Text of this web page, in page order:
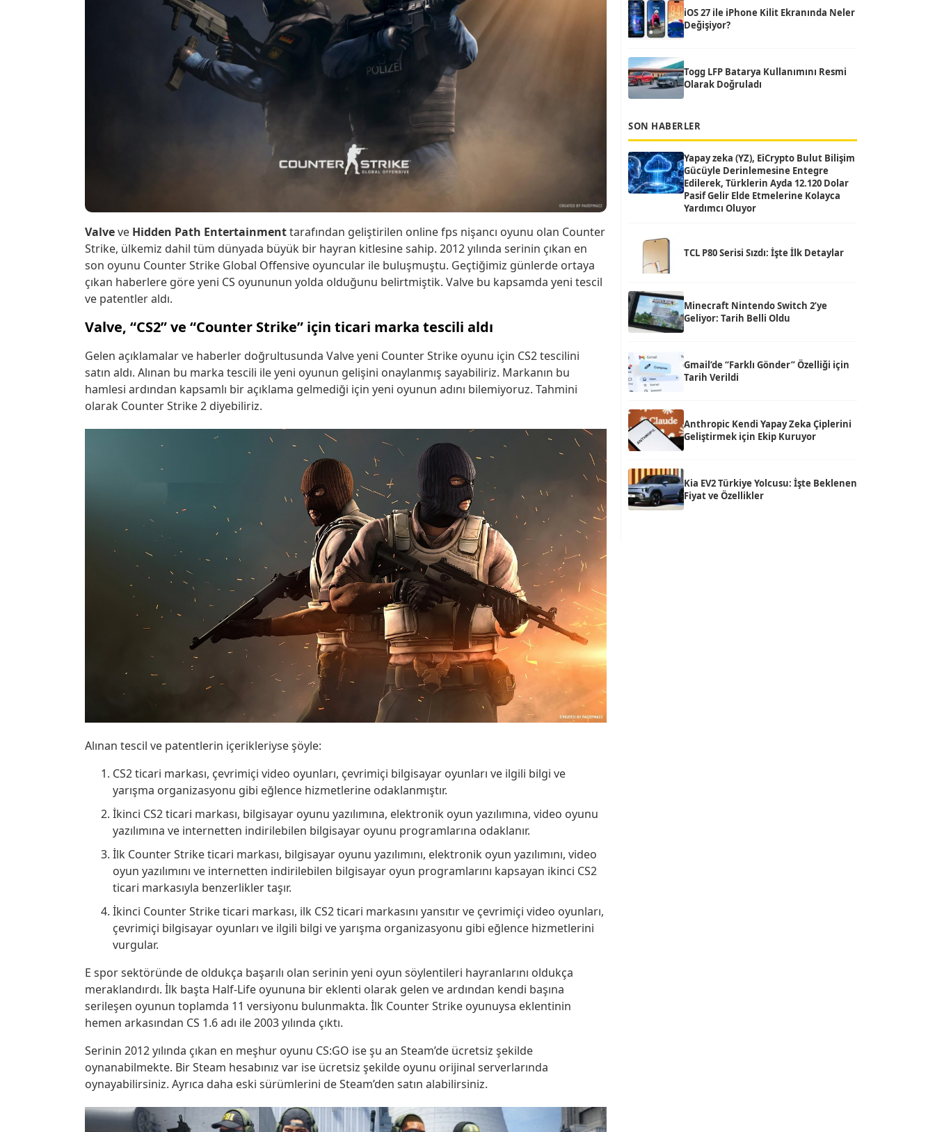
Valveve Hidden Path Entertainmenttarafından geliştirilen online fps nişancı oyunu olan Counter
Strike, ülkemiz dahil tüm dünyada büyük bir hayran kitlesine sahip. 2012 yılında serinin çıkan en
son oyunu Counter Strike Global Offensive oyuncular ile buluşmuştu. Geçtiğimiz günlerde ortaya
çıkan haberlere göre yeni CS oyununun yolda olduğunu belirtmiştik. Valve bu kapsamda yeni tescil
ve patentler aldı.
Valve, “CS2” ve “Counter Strike” için ticari marka tescili aldı
Gelen açıklamalar ve haberler doğrultusunda Valve yeni Counter Strike oyunu için CS2 tescilini
satın aldı. Alınan bu marka tescili ile yeni oyunun gelişini onaylanmış sayabiliriz. Markanın bu
hamlesi ardından kapsamlı bir açıklama gelmediği için yeni oyunun adını bilemiyoruz. Tahmini
olarak Counter Strike 2 diyebiliriz.
Alınan tescil ve patentlerin içerikleriyse şöyle:
CS2 ticari markası, çevrimiçi video oyunları, çevrimiçi bilgisayar oyunları ve ilgili bilgi ve
yarışma organizasyonu gibi eğlence hizmetlerine odaklanmıştır.
İkinci CS2 ticari markası, bilgisayar oyunu yazılımına, elektronik oyun yazılımına, video oyunu
yazılımına ve internetten indirilebilen bilgisayar oyunu programlarına odaklanır.
İlk Counter Striketicari markası, bilgisayar oyunu yazılımını, elektronik oyun yazılımını, video
oyun yazılımını ve internetten indirilebilen bilgisayar oyun programlarını kapsayan ikinci CS2
ticari markasıyla benzerlikler taşır.
İkinci Counter Striketicari markası, ilk CS2 ticari markasını yansıtır ve çevrimiçi video oyunları,
çevrimiçi bilgisayar oyunları ve ilgili bilgi ve yarışma organizasyonu gibi eğlence hizmetlerini
vurgular.
E spor sektöründe de oldukça başarılı olan serinin yeni oyun söylentileri hayranlarını oldukça
meraklandırdı. İlk başta Half-Life oyununa bir eklenti olarak gelen ve ardından kendi başına
serileşen oyunun toplamda 11 versiyonu bulunmakta. İlk Counter Strike oyunuysa eklentinin
hemen arkasından CS 1.6 adı ile 2003 yılında çıktı.
Serinin 2012 yılında çıkan en meşhur oyunu CS:GO ise şu an Steam’de ücretsiz şekilde
oynanabilmekte. Bir Steam hesabınız var ise ücretsiz şekilde oyunu orijinal serverlarında
oynayabilirsiniz. Ayrıca daha eski sürümlerini de Steam’den satın alabilirsiniz.
iOS 27 ile iPhone Kilit Ekranında Neler
Değişiyor?
Togg LFP Batarya Kullanımını Resmi
Olarak Doğruladı
SON HABERLER
Yapay zeka (YZ), EiCrypto Bulut Bilişim
Gücüyle Derinlemesine Entegre
Edilerek, Türklerin Ayda 12.120 Dolar
Pasif Gelir Elde Etmelerine Kolayca
Yardımcı Oluyor
TCL P80 Serisi Sızdı: İşte İlk Detaylar
Minecraft Nintendo Switch 2’ye
Geliyor: Tarih Belli Oldu
Gmail’de “Farklı Gönder” Özelliği için
Tarih Verildi
Anthropic Kendi Yapay Zeka Çiplerini
Geliştirmek için Ekip Kuruyor
Kia EV2 Türkiye Yolcusu: İşte Beklenen
Fiyat ve Özellikler